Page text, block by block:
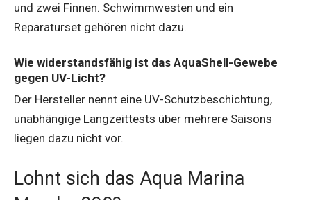
und zwei Finnen. Schwimmwesten und ein
Reparaturset gehören nicht dazu.
Wie widerstandsfähig ist das AquaShell-Gewebe
gegen UV-Licht?
Der Hersteller nennt eine UV-Schutzbeschichtung,
unabhängige Langzeittests über mehrere Saisons
liegen dazu nicht vor.
Lohnt sich das Aqua Marina